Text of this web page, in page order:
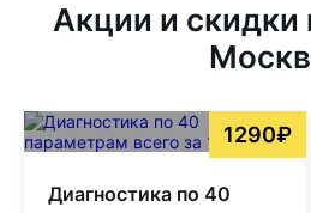
Акции и скидки
1290₽
Диагностика по 40